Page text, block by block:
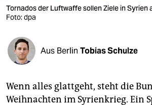
verlag
shop
fragen & hilfe
unterstützen
Tornados der Luftwaffe sollen Ziele in Syrien
Foto: dpa
Aus Berlin Tobias Schulze
Wenn alles glattgeht, steht die
Weihnachten im Syrienkrieg. Ein